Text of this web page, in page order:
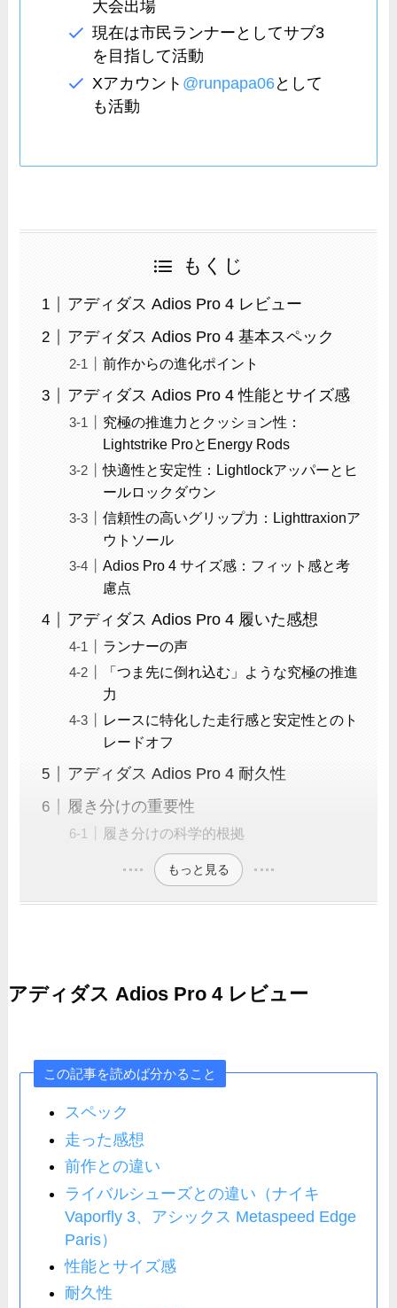
大会出場
現在は市民ランナーとしてサブ3
を目指して活動
Xアカウント @runpapa06として
も活動
もくじ
アディダス Adios Pro 4 レビュー
アディダス Adios Pro 4 基本スペック
前作からの進化ポイント
アディダス Adios Pro 4 性能とサイズ感
究極の推進力とクッション性：
Lightstrike ProとEnergy Rods
快適性と安定性：Lightlockアッパーとヒ
ールロックダウン
信頼性の高いグリップ力：Lighttraxionア
ウトソール
Adios Pro 4 サイズ感：フィット感と考
慮点
アディダス Adios Pro 4 履いた感想
ランナーの声
「つま先に倒れ込む」ような究極の推進
力
レースに特化した走行感と安定性とのト
レードオフ
アディダス Adios Pro 4 耐久性
履き分けの重要性
履き分けの科学的根拠
もっと見る
アディダス Adios Pro 4 レビュー
この記事を読めば分かること
スペック
走った感想
前作との違い
ライバルシューズとの違い（ナイキ
Vaporfly 3、アシックス Metaspeed Edge
Paris）
性能とサイズ感
耐久性